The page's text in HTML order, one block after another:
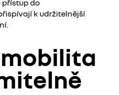
přístup do
k udržitelnější